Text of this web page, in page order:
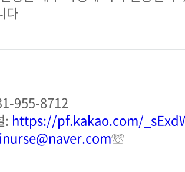
다
955-8712
: https://pf.kakao.com/
☏